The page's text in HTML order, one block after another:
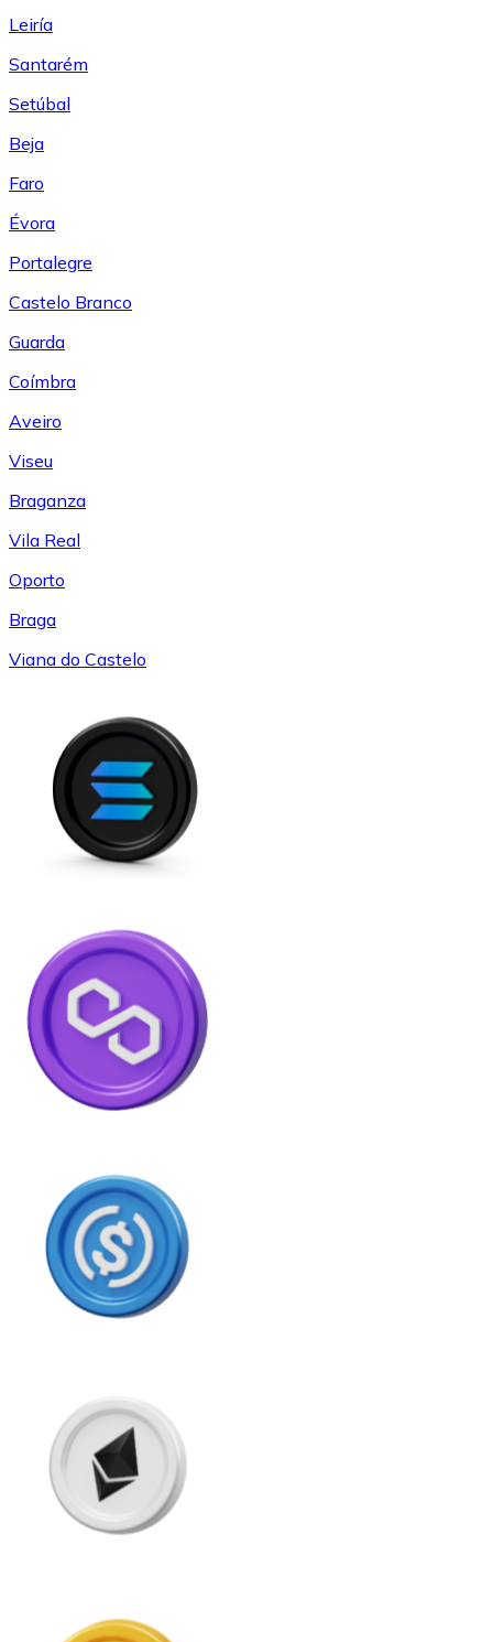
Leiría
Santarém
Setúbal
Beja
Faro
Évora
Portalegre
Castelo Branco
Guarda
Coímbra
Aveiro
Viseu
Braganza
Vila Real
Oporto
Braga
Viana do Castelo